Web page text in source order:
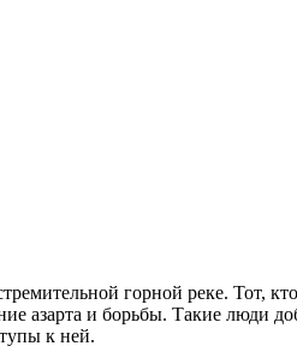
горной реке. Тот,
азарта и борьбы. Такие люди
к ней.